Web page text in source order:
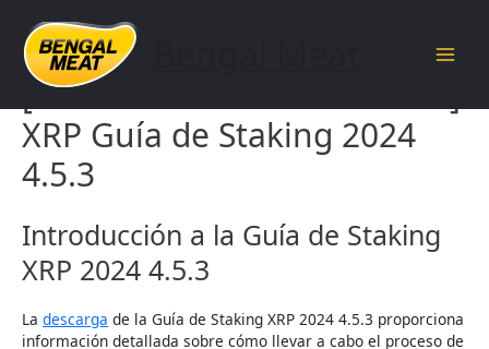
content
[documentnameandversion]
XRP Guía de Staking 2024
4.5.3
Introducción a la Guía de Staking
XRP 2024 4.5.3
La descarga de la Guía de Staking XRP 2024 4.5.3 proporciona
información detallada sobre cómo llevar a cabo el proceso de